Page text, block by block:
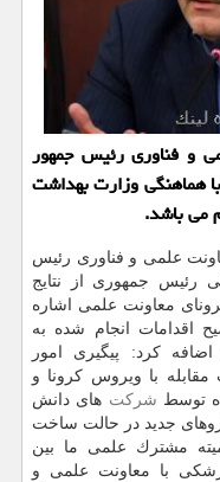
و فناوری رئیس جمهور
هماهنگی وزارت بهداشت
می باشد.
علمی و فناوری رئیس
رئیس جمهوری از نتایج
معاونت علمی اشاره
اقدامات انجام شده به
كرد: پیگیری امور
با ویروس كرونا و
توسط شركت های دانش
جدید در حالت ساخت
مشترك علمی ما بین
با معاونت علمی و